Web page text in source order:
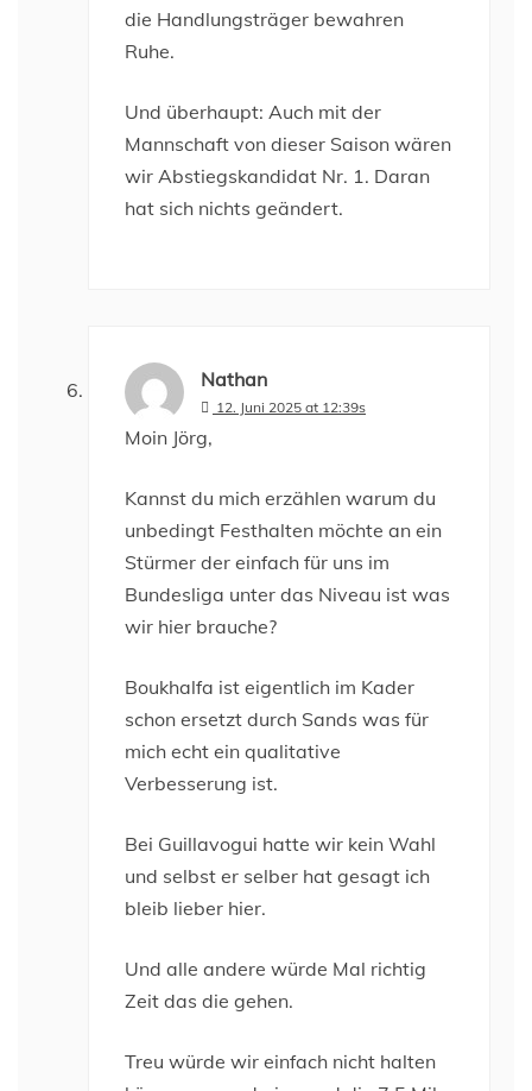
die Handlungsträger bewahren
Ruhe.
Und überhaupt: Auch mit der
Mannschaft von dieser Saison wären
wir Abstiegskandidat Nr. 1. Daran
hat sich nichts geändert.
Nathan
12. Juni 2025 at 12:39s
Moin Jörg,
Kannst du mich erzählen warum du
unbedingt Festhalten möchte an ein
Stürmer der einfach für uns im
Bundesliga unter das Niveau ist was
wir hier brauche?
Boukhalfa ist eigentlich im Kader
schon ersetzt durch Sands was für
mich echt ein qualitative
Verbesserung ist.
Bei Guillavogui hatte wir kein Wahl
und selbst er selber hat gesagt ich
bleib lieber hier.
Und alle andere würde Mal richtig
Zeit das die gehen.
Treu würde wir einfach nicht halten